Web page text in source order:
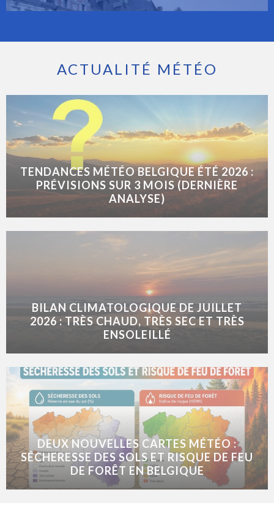
ACTUALITÉ MÉTÉO
TENDANCES MÉTÉO BELGIQUE ÉTÉ 2026 :
PRÉVISIONS SUR 3 MOIS (DERNIÈRE
ANALYSE)
BILAN CLIMATOLOGIQUE DE JUILLET
2026 : TRÈS CHAUD, TRÈS SEC ET TRÈS
ENSOLEILLÉ
DEUX NOUVELLES CARTES MÉTÉO :
SÉCHERESSE DES SOLS ET RISQUE DE FEU
DE FORÊT EN BELGIQUE